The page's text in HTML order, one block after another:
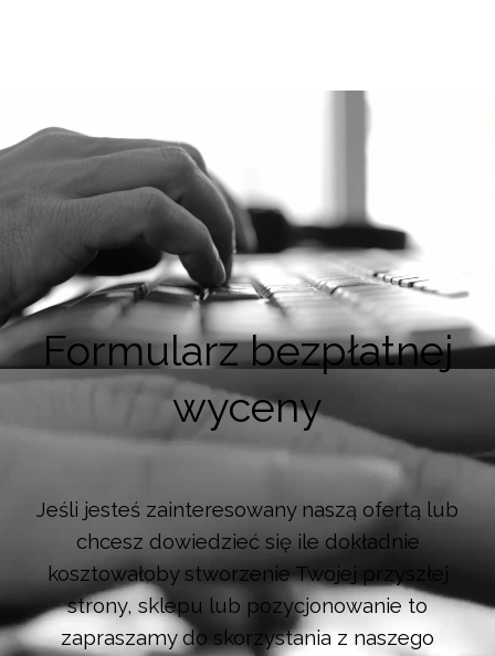
Formularz bezpłatnej
wyceny
Jeśli jesteś zainteresowany naszą ofertą lub
chcesz dowiedzieć się ile dokładnie
kosztowałoby stworzenie Twojej przyszłej
strony, sklepu lub pozycjonowanie to
zapraszamy do skorzystania z naszego